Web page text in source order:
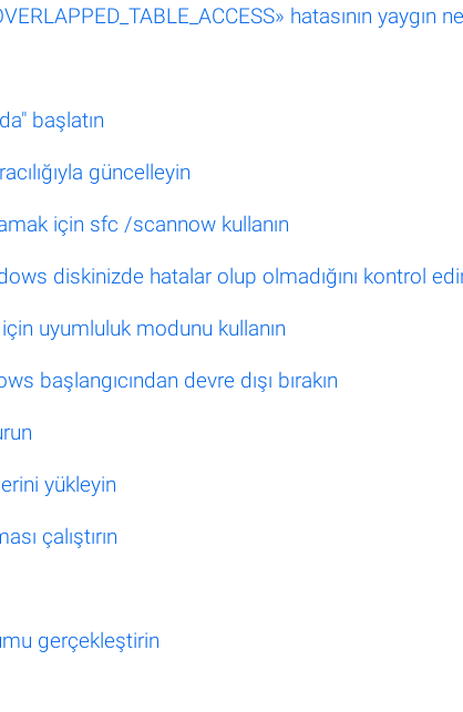
hatasının yaygın
başlatın
güncelleyin
için sfc /scannow kullanın
diskinizde hatalar olup olmadığını kontrol
uyumluluk modunu kullanın
başlangıcından devre dışı bırakın
yükleyin
çalıştırın
gerçekleştirin